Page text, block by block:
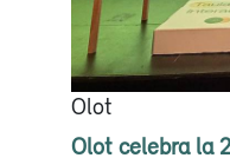
Olot
Olot celebra la